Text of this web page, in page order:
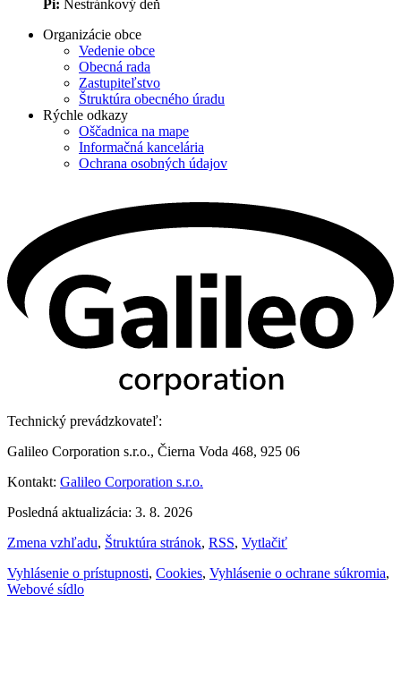
Pi: Nestránkový deň
Organizácie obce
Vedenie obce
Obecná rada
Zastupiteľstvo
Štruktúra obecného úradu
Rýchle odkazy
Oščadnica na mape
Informačná kancelária
Ochrana osobných údajov
Technický prevádzkovateľ:
Galileo Corporation s.r.o., Čierna Voda 468, 925 06
Kontakt: Galileo Corporation s.r.o.
Posledná aktualizácia: 3. 8. 2026
Zmena vzhľadu, Štruktúra stránok, RSS, Vytlačiť
Vyhlásenie o prístupnosti, Cookies, Vyhlásenie o ochrane súkromia,
Webové sídlo